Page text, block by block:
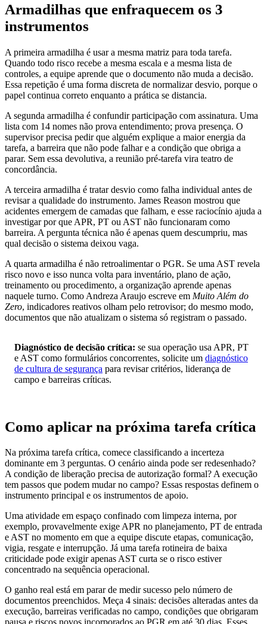
Armadilhas que enfraquecem os 3
instrumentos
A primeira armadilha é usar a mesma matriz para toda tarefa.
Quando todo risco recebe a mesma escala e a mesma lista de
controles, a equipe aprende que o documento não muda a decisão.
Essa repetição é uma forma discreta de normalizar desvio, porque o
papel continua correto enquanto a prática se distancia.
A segunda armadilha é confundir participação com assinatura. Uma
lista com 14 nomes não prova entendimento; prova presença. O
supervisor precisa pedir que alguém explique a maior energia da
tarefa, a barreira que não pode falhar e a condição que obriga a
parar. Sem essa devolutiva, a reunião pré-tarefa vira teatro de
concordância.
A terceira armadilha é tratar desvio como falha individual antes de
revisar a qualidade do instrumento. James Reason mostrou que
acidentes emergem de camadas que falham, e esse raciocínio ajuda a
investigar por que APR, PT ou AST não funcionaram como
barreira. A pergunta técnica não é apenas quem descumpriu, mas
qual decisão o sistema deixou vaga.
A quarta armadilha é não retroalimentar o PGR. Se uma AST revela
risco novo e isso nunca volta para inventário, plano de ação,
treinamento ou procedimento, a organização aprende apenas
naquele turno. Como Andreza Araujo escreve em Muito Além do
Zero, indicadores reativos olham pelo retrovisor; do mesmo modo,
documentos que não atualizam o sistema só registram o passado.
Diagnóstico de decisão crítica: se sua operação usa APR, PT
e AST como formulários concorrentes, solicite um diagnóstico
de cultura de segurança para revisar critérios, liderança de
campo e barreiras críticas.
Como aplicar na próxima tarefa crítica
Na próxima tarefa crítica, comece classificando a incerteza
dominante em 3 perguntas. O cenário ainda pode ser redesenhado?
A condição de liberação precisa de autorização formal? A execução
tem passos que podem mudar no campo? Essas respostas definem o
instrumento principal e os instrumentos de apoio.
Uma atividade em espaço confinado com limpeza interna, por
exemplo, provavelmente exige APR no planejamento, PT de entrada
e AST no momento em que a equipe discute etapas, comunicação,
vigia, resgate e interrupção. Já uma tarefa rotineira de baixa
criticidade pode exigir apenas AST curta se o risco estiver
concentrado na sequência operacional.
O ganho real está em parar de medir sucesso pelo número de
documentos preenchidos. Meça 4 sinais: decisões alteradas antes da
execução, barreiras verificadas no campo, condições que obrigaram